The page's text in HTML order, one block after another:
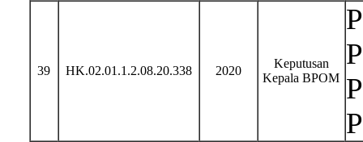
39 HK.02.01.1.2.08.20.338 2020
Keputusan
Kepala BPOM